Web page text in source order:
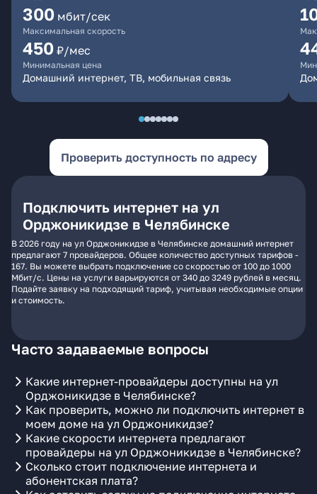
300 мбит/сек
Максимальная скорость
450 ₽/мес
Минимальная цена
Домашний интернет, ТВ, мобильная связь
Проверить доступность по адресу
Подключить интернет на ул
Орджоникидзе в Челябинске
В 2026 году на ул Орджоникидзе в Челябинске домашний интернет
предлагают 7 провайдеров. Общее количество доступных тарифов -
167. Вы можете выбрать подключение со скоростью от 100 до 1000
Мбит/с. Цены на услуги варьируются от 340 до 3249 рублей в месяц.
Подайте заявку на подходящий тариф, учитывая необходимые опции
и стоимость.
Часто задаваемые вопросы
Какие интернет-провайдеры доступны на ул
Орджоникидзе в Челябинске?
Как проверить, можно ли подключить интернет в
моем доме на ул Орджоникидзе?
Какие скорости интернета предлагают
провайдеры на ул Орджоникидзе в Челябинске?
Сколько стоит подключение интернета и
абонентская плата?